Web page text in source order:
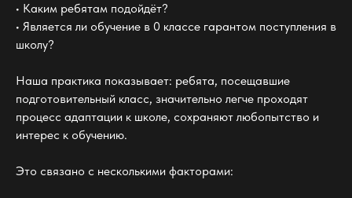
• Каким ребятам подойдёт?
• Является ли обучение в 0 классе гарантом поступления в
школу?
Наша практика показывает: ребята, посещавшие
подготовительный класс, значительно легче проходят
процесс адаптации к школе, сохраняют любопытство и
интерес к обучению.
Это связано с несколькими факторами: